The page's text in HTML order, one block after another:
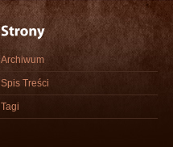
Archiwum
Spis Treści
Tagi